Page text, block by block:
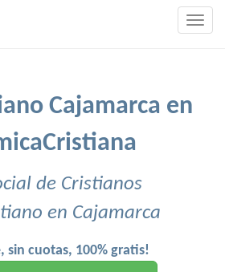
Cajamarca en
de Cristianos
en Cajamarca
sin cuotas, 100% gratis!